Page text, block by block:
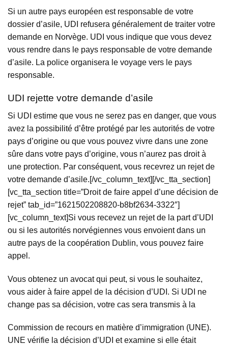
Si un autre pays européen est responsable de votre
dossier d’asile, UDI refusera généralement de traiter votre
demande en Norvège. UDI vous indique que vous devez
vous rendre dans le pays responsable de votre demande
d’asile. La police organisera le voyage vers le pays
responsable.
UDI rejette votre demande d’asile
Si UDI estime que vous ne serez pas en danger, que vous
avez la possibilité d’être protégé par les autorités de votre
pays d’origine ou que vous pouvez vivre dans une zone
sûre dans votre pays d’origine, vous n’aurez pas droit à
une protection. Par conséquent, vous recevrez un rejet de
votre demande d’asile.[/vc_column_text][/vc_tta_section]
[vc_tta_section title=”Droit de faire appel d’une décision de
rejet” tab_id=”1621502208820-b8bf2634-3322″]
[vc_column_text]Si vous recevez un rejet de la part d’UDI
ou si les autorités norvégiennes vous envoient dans un
autre pays de la coopération Dublin, vous pouvez faire
appel.
Vous obtenez un avocat qui peut, si vous le souhaitez,
vous aider à faire appel de la décision d’UDI. Si UDI ne
change pas sa décision, votre cas sera transmis à la
Commission de recours en matière d’immigration (UNE).
UNE vérifie la décision d’UDI et examine si elle était